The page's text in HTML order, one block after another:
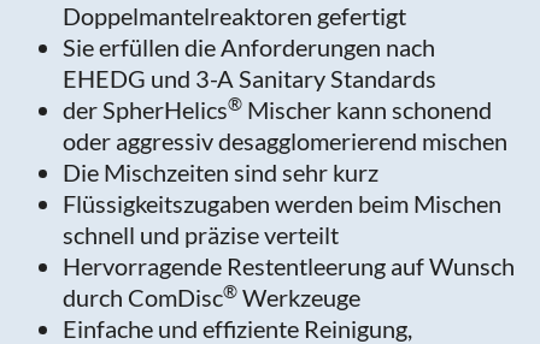
Doppelmantelreaktoren gefertigt
Sie erfüllen die Anforderungen nach
EHEDG und 3-A Sanitary Standards
der SpherHelics® Mischer kann schonend
oder aggressiv desagglomerierend mischen
Die Mischzeiten sind sehr kurz
Flüssigkeitszugaben werden beim Mischen
schnell und präzise verteilt
Hervorragende Restentleerung auf Wunsch
durch ComDisc® Werkzeuge
Einfache und effiziente Reinigung,